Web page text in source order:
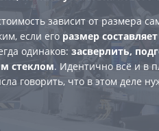
зависит от размера
если его размер
одинаков: засверлить,
стеклом. Идентично всё и в
говорить, что в этом деле